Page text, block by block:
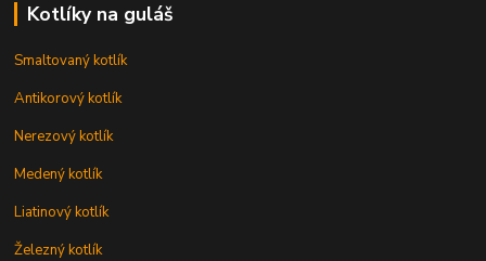
Kotlíky na guláš
Smaltovaný kotlík
Antikorový kotlík
Nerezový kotlík
Medený kotlík
Liatinový kotlík
Železný kotlík